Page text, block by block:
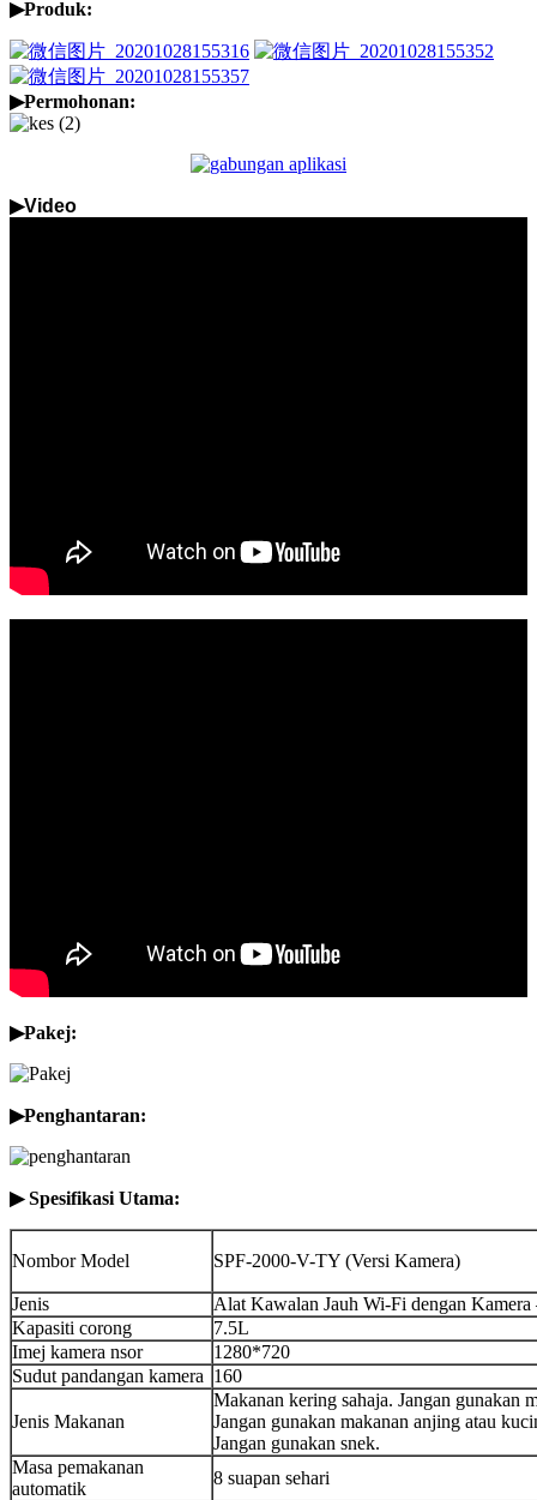
▶Produk:
▶Permohonan:
▶Video
▶Pakej:
▶Penghantaran:
▶ Spesifikasi Utama:
Nombor Model SPF-2000-V-TY (Versi Kamera)
Jenis
Alat Kawalan Jauh Wi-Fi dengan
Kapasiti corong
7.5L
Imej kamera nsor
1280*720
Sudut pandangan kamera 160
Jenis Makanan
Makanan kering sahaja. Jangan gunakan
Jangan gunakan makanan anjing atau
Jangan gunakan snek.
Masa pemakanan
automatik
8 suapan sehari